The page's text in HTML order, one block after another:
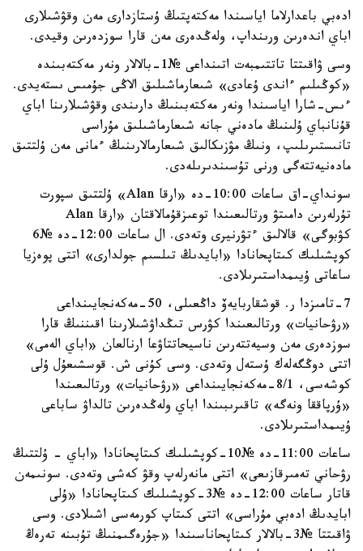
ادەبي باعدارلاما اياسىندا مەكتەپتىڭ ۇستازدارى مەن وقۋشىلارى
اباي اندەرىن ورىنداپ، ولەڭدەرى مەن قارا سوزدەرىن وقيدى.
وسى ۋاقىتتا تاتتىمبەت اتىنداعى №1-بالالار ونەر مەكتەبىندە
«كوڭىلىم ءاندى ۇعادى» شىعارماشىلىق الاڭى جۇمىس ىستەيدى.
ءىس-شارا اياسىندا ونەر مەكتەبىنىڭ دارىندى وقۋشىلارىنا اباي
قۇنانباي ۇلىنىڭ مادەني جانە شىعارماشىلىق مۇراسى
تانىستىرىلىپ، ونىڭ مۋزىكالىق شىعارمالارىنىڭ ءمانى مەن ۇلتتىق
مادەنيەتتەگى ورنى تۇسىندىرىلەدى.
سونداي-اق ساعات 10:00-دە «ارقا Alan» ۇلتتىق سپورت
تۇرلەرىن دامىتۋ ورتالىعىندا توعىزقۇمالاقتان «ارقا Alan
كۋبوگى» قالالىق ءتۋرنيرى وتەدى. ال ساعات 12:00-دە №6
كوپشىلىك كىتاپحانادا «ابايدىڭ تىلسىم جولدارى» اتتى پوەزيا
ساعاتى ۇيىمداستىرىلادى.
7-تامىزدا ر. قوشقاربايەۆ داڭعىلى، 50-مەكەنجايىنداعى
«رۋحانيات» ورتالىعىندا كۋرس تىڭداۋشىلارىنا اقىننىڭ قارا
سوزدەرى مەن وسيەتتەرىن ناسيحاتتاۋعا ارنالعان «اباي الەمى»
اتتى دوڭگەلەك ۇستەل وتەدى. وسى كۇنى ش. قوسشىعۇل ۇلى
كوشەسى، 8/1-مەكەنجايىنداعى «رۋحانيات» ورتالىعىندا
«ۇرپاققا ونەگە» تاقىرىبىندا اباي ولەڭدەرىن تالداۋ ساباعى
ۇيىمداستىرىلادى.
ساعات 11:00-دە №10-كوپشىلىك كىتاپحانادا «اباي - ۇلتتىڭ
رۋحاني تەمىرقازىعى» اتتى مانەرلەپ وقۋ كەشى وتەدى. سونىمەن
قاتار ساعات 12:00-دە №3-كوپشىلىك كىتاپحانادا «ۇلى
ابايدىڭ ادەبي مۇراسى» اتتى كىتاپ كورمەسى اشىلادى. وسى
ۋاقىتتا №3-بالالار كىتاپحاناسىندا «جۇرەگىمنىڭ تۇبىنە تەرەڭ